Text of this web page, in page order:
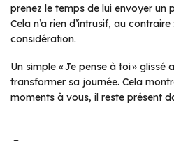
prenez le temps de lui envoyer un
Cela n’a rien d’intrusif, au
considération.
Un simple « Je pense à toi » glissé
transformer sa journée. Cela
moments à vous, il reste présent